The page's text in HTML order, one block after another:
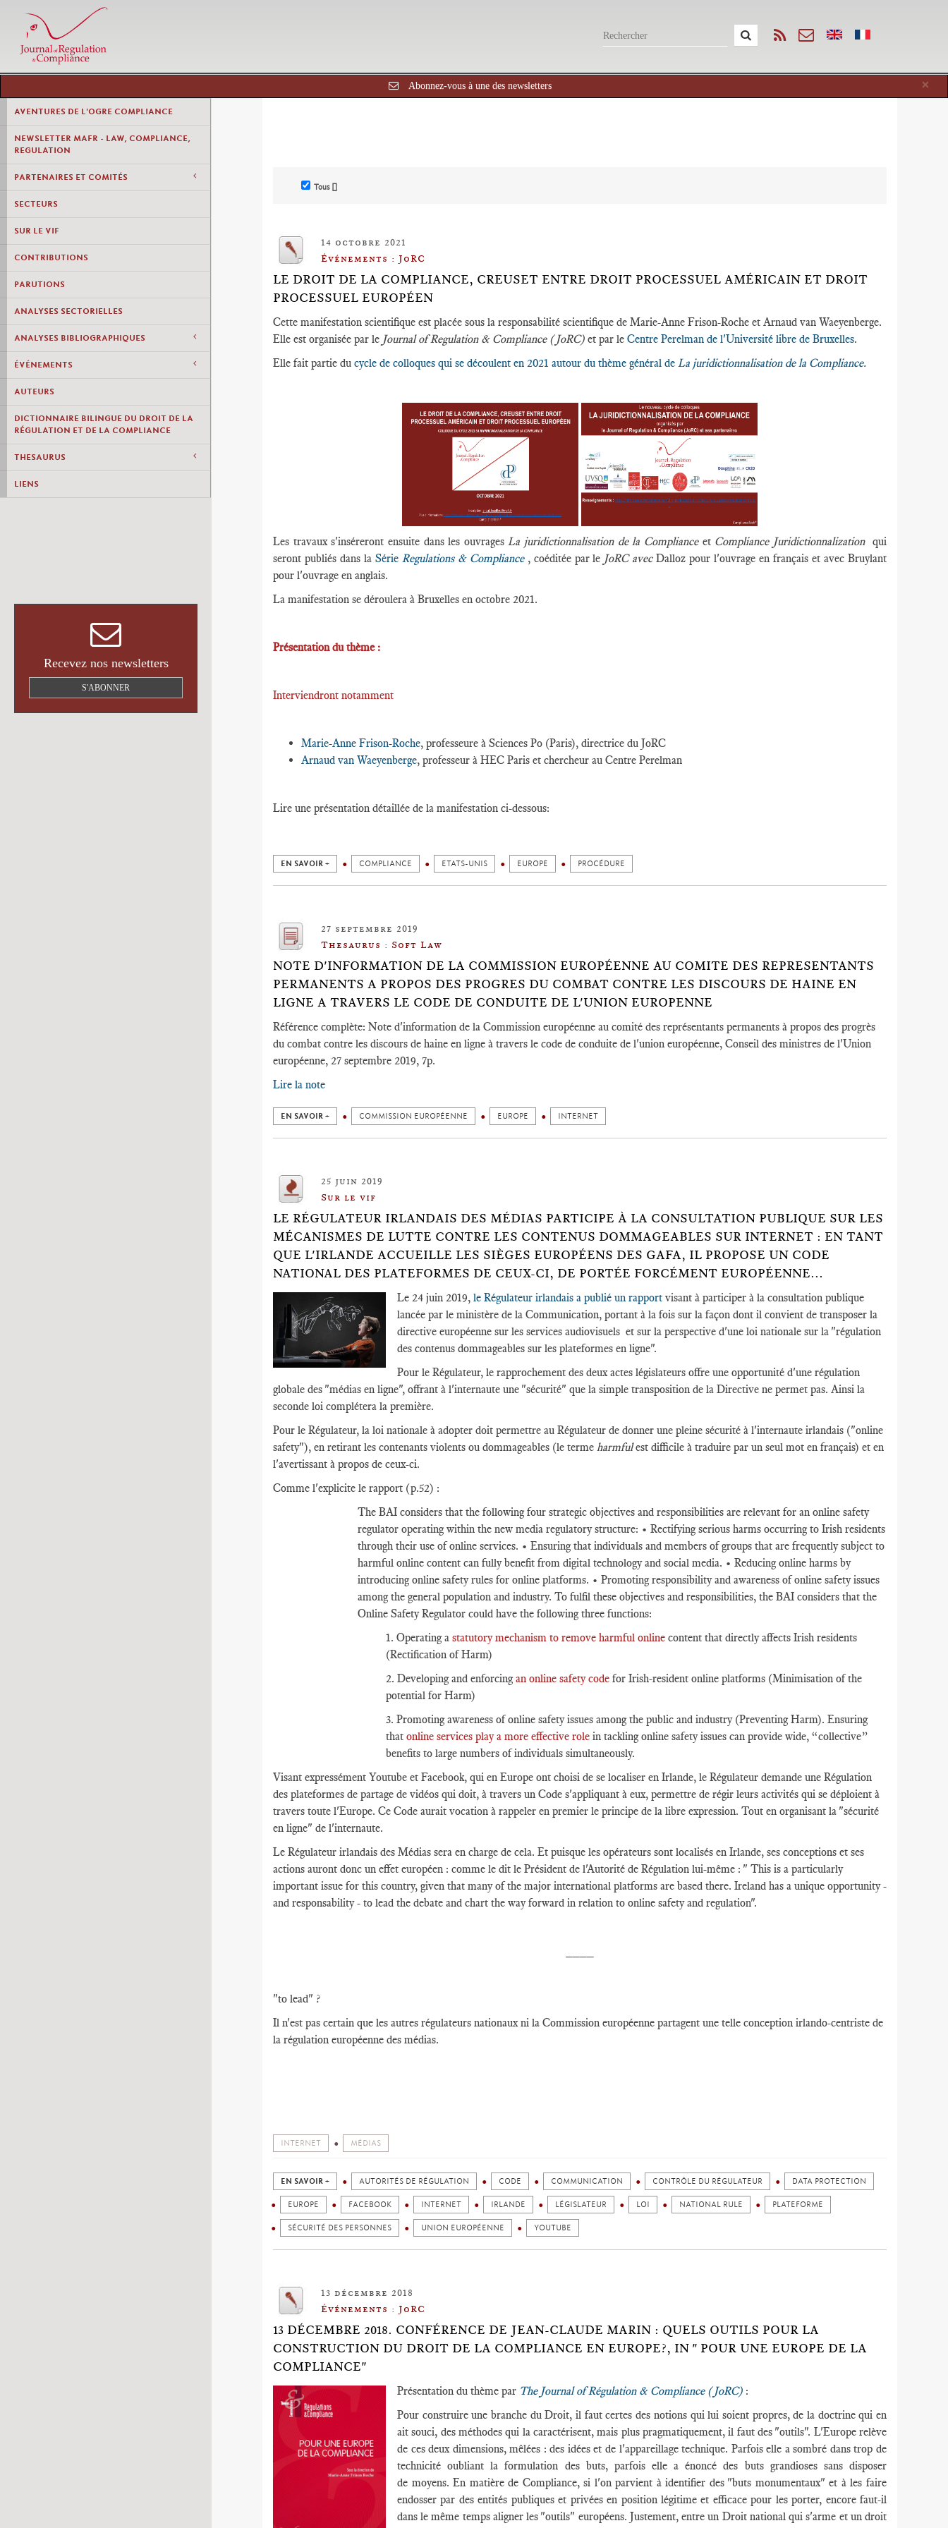
×
Abonnez-vous à une des newsletters
AVENTURES DE L'OGRE COMPLIANCE
NEWSLETTER MAFR - LAW, COMPLIANCE,
REGULATION
PARTENAIRES ET COMITÉS
SECTEURS
SUR LE VIF
CONTRIBUTIONS
PARUTIONS
ANALYSES SECTORIELLES
ANALYSES BIBLIOGRAPHIQUES
ÉVÉNEMENTS
AUTEURS
DICTIONNAIRE BILINGUE DU DROIT DE LA
RÉGULATION ET DE LA COMPLIANCE
THESAURUS
LIENS
Recevez nos newsletters
S'ABONNER
Tous []
14 octobre 2021
Événements : JoRC
LE DROIT DE LA COMPLIANCE, CREUSET ENTRE DROIT PROCESSUEL AMÉRICAIN ET DROIT
PROCESSUEL EUROPÉEN
Cette manifestation scientifique est placée sous la responsabilité scientifique de Marie-Anne Frison-Roche et Arnaud van Waeyenberge.
Elle est organisée par le Journal of Regulation & Compliance (JoRC) et par le Centre Perelman de l'Université libre de Bruxelles.
Elle fait partie du cycle de colloques qui se découlent en 2021 autour du thème général de La juridictionnalisation de la Compliance.
Les travaux s'inséreront ensuite dans les ouvragesLa juridictionnalisation de la Compliance et Compliance Juridictionnalization qui
seront publiés dans la Série Regulations & Compliance , coéditée par le JoRC avecDalloz pour l'ouvrage en français et avec Bruylant
pour l'ouvrage en anglais.
La manifestation se déroulera à Bruxelles en octobre 2021.
Présentation du thème :
Interviendront notamment
Marie-Anne Frison-Roche, professeure à Sciences Po (Paris), directrice du JoRC
Arnaud van Waeyenberge, professeur à HEC Paris et chercheur au Centre Perelman
Lire une présentation détaillée de la manifestation ci-dessous:
EN SAVOIR + COMPLIANCE ETATS-UNIS EUROPE PROCÉDURE
27 septembre 2019
Thesaurus : Soft Law
NOTE D'INFORMATION DE LA COMMISSION EUROPÉENNE AU COMITE DES REPRESENTANTS
PERMANENTS A PROPOS DES PROGRES DU COMBAT CONTRE LES DISCOURS DE HAINE EN
LIGNE A TRAVERS LE CODE DE CONDUITE DE L'UNION EUROPENNE
Référence complète: Note d'information de la Commission européenne au comité des représentants permanents à propos des progrès
du combat contre les discours de haine en ligne à travers le code de conduite de l'union européenne, Conseil des ministres de l'Union
européenne, 27 septembre 2019, 7p.
Lire la note
EN SAVOIR + COMMISSION EUROPÉENNE EUROPE INTERNET
25 juin 2019
Sur le vif
LE RÉGULATEUR IRLANDAIS DES MÉDIAS PARTICIPE À LA CONSULTATION PUBLIQUE SUR LES
MÉCANISMES DE LUTTE CONTRE LES CONTENUS DOMMAGEABLES SUR INTERNET : EN TANT
QUE L'IRLANDE ACCUEILLE LES SIÈGES EUROPÉENS DES GAFA, IL PROPOSE UN CODE
NATIONAL DES PLATEFORMES DE CEUX-CI, DE PORTÉE FORCÉMENT EUROPÉENNE...
Le 24 juin 2019, le Régulateur irlandais a publié un rapport visant à participer à la consultation publique
lancée par le ministère de la Communication, portant à la fois sur la façon dont il convient de transposer la
directive européenne sur les services audiovisuels et sur la perspective d'une loi nationale sur la "régulation
des contenus dommageables sur les plateformes en ligne".
Pour le Régulateur, le rapprochement des deux actes législateurs offre une opportunité d'une régulation
globale des "médias en ligne", offrant à l'internaute une "sécurité" que la simple transposition de la Directive ne permet pas. Ainsi la
seconde loi complétera la première.
Pour le Régulateur, la loi nationale à adopter doit permettre au Régulateur de donner une pleine sécurité à l'internaute irlandais ("online
safety"), en retirant les contenants violents ou dommageables (le terme harmfulest difficile à traduire par un seul mot en français) et en
l'avertissant à propos de ceux-ci.
Comme l'explicite le rapport (p.52) :
The BAI considers that the following four strategic objectives and responsibilities are relevant for an online safety
regulator operating within the new media regulatory structure: • Rectifying serious harms occurring to Irish residents
through their use of online services. • Ensuring that individuals and members of groups that are frequently subject to
harmful online content can fully benefit from digital technology and social media. • Reducing online harms by
introducing online safety rules for online platforms. • Promoting responsibility and awareness of online safety issues
among the general population and industry. To fulfil these objectives and responsibilities, the BAI considers that the
Online Safety Regulator could have the following three functions:
1. Operating a statutory mechanism to remove harmful online content that directly affects Irish residents
(Rectification of Harm)
2. Developing and enforcingan online safety code for Irish-resident online platforms (Minimisation of the
potential for Harm)
3. Promoting awareness of online safety issues among the public and industry (Preventing Harm). Ensuring
that online services play a more effective role in tackling online safety issues can provide wide, “collective”
benefits to large numbers of individuals simultaneously.
Visant expressément Youtube et Facebook, qui en Europe ont choisi de se localiser en Irlande, le Régulateur demande une Régulation
des plateformes de partage de vidéos qui doit, à travers un Code s'appliquant à eux, permettre de régir leurs activités qui se déploient à
travers toute l'Europe. Ce Code aurait vocation à rappeler en premier le principe de la libre expression. Tout en organisant la "sécurité
en ligne" de l'internaute.
Le Régulateur irlandais des Médias sera en charge de cela. Et puisque les opérateurs sont localisés en Irlande, ses conceptions et ses
actions auront donc un effet européen : comme le dit le Président de l'Autorité de Régulation lui-même : " This is a particularly
important issue for this country, given that many of the major international platforms are based there. Ireland has a unique opportunity -
and responsability - to lead the debate and chart the way forward in relation to online safety and regulation".
"to lead" ?
Il n'est pas certain que les autres régulateurs nationaux ni la Commission européenne partagent une telle conception irlando-centriste de
la régulation européenne des médias.
INTERNET MÉDIAS
EN SAVOIR + AUTORITÉS DE RÉGULATION CODE COMMUNICATION CONTRÔLE DU RÉGULATEUR DATA PROTECTION
EUROPE FACEBOOK INTERNET IRLANDE LÉGISLATEUR LOI NATIONAL RULE PLATEFORME
SÉCURITÉ DES PERSONNES UNION EUROPÉENNE YOUTUBE
13 décembre 2018
Événements : JoRC
13 DÉCEMBRE 2018. CONFÉRENCE DE JEAN-CLAUDE MARIN : QUELS OUTILS POUR LA
CONSTRUCTION DU DROIT DE LA COMPLIANCE EN EUROPE?, IN " POUR UNE EUROPE DE LA
COMPLIANCE"
Présentation du thème par The Journal of Régulation & Compliance (JoRC) :
Pour construire une branche du Droit, il faut certes des notions qui lui soient propres, de la doctrine qui en
ait souci, des méthodes qui la caractérisent, mais plus pragmatiquement, il faut des "outils". L'Europe relève
de ces deux dimensions, mêlées : des idées et de l'appareillage technique. Parfois elle a sombré dans trop de
technicité oubliant la formulation des buts, parfois elle a énoncé des buts grandioses sans disposer
de moyens. En matière de Compliance, si l'on parvient à identifier des "buts monumentaux" et à les faire
endosser par des entités publiques et privées en position légitime et efficace pour les porter, encore faut-il
dans le même temps aligner les "outils" européens. Justement, entre un Droit national qui s'arme et un droit